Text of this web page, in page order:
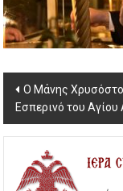
Post
navigation
Ο Μάνης
Εσπερινό του Αγίου